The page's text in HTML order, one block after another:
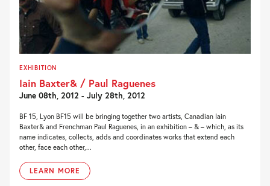
EXHIBITION
Iain Baxter& / Paul Raguenes
June 08th, 2012 - July 28th, 2012
BF 15, Lyon BF15 will be bringing together two artists, Canadian Iain
Baxter& and Frenchman Paul Raguenes, in an exhibition – & – which, as its
name indicates, collects, adds and coordinates works that extend each
other, face each other,...
LEARN MORE